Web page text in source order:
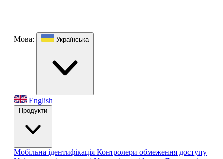
Мова: Українська
English
Продукти
Мобільна ідентифікація Контролери обмеження доступу